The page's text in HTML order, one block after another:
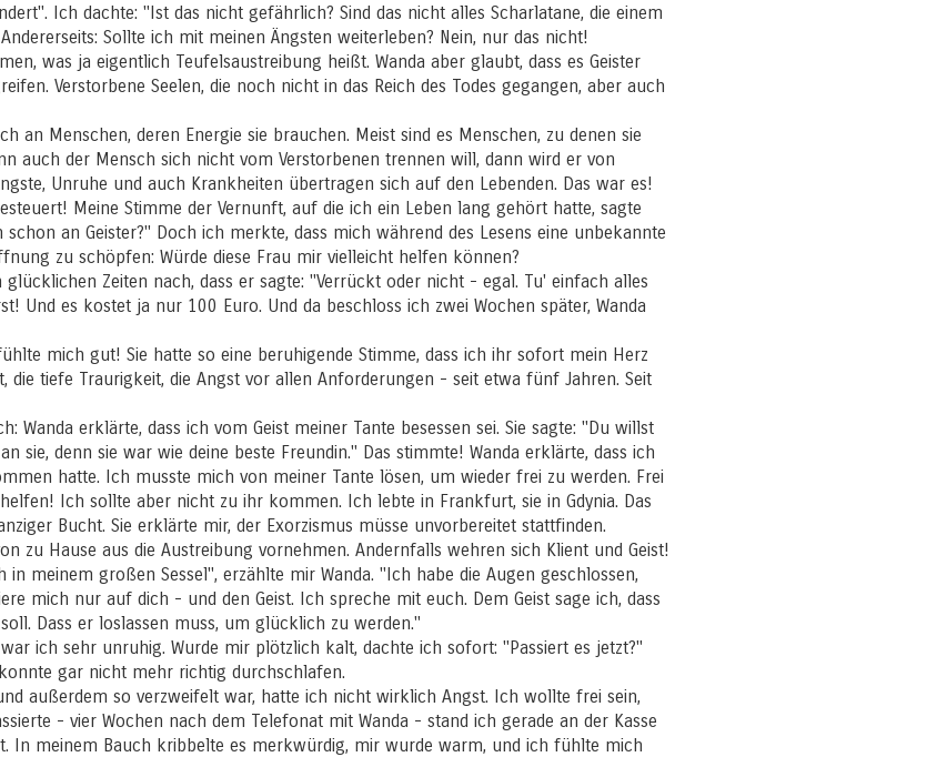
Ich dachte: "Ist das nicht gefährlich? Sind das nicht alles Scharlatane, die einem
Sollte ich mit meinen Ängsten weiterleben? Nein, nur das nicht!
was ja eigentlich Teufelsaustreibung heißt. Wanda aber glaubt, dass es Geister
Verstorbene Seelen, die noch nicht in das Reich des Todes gegangen, aber auch
an Menschen, deren Energie sie brauchen. Meist sind es Menschen, zu denen sie
auch der Mensch sich nicht vom Verstorbenen trennen will, dann wird er von
Unruhe und auch Krankheiten übertragen sich auf den Lebenden. Das war es!
Meine Stimme der Vernunft, auf die ich ein Leben lang gehört hatte, sagte
an Geister?" Doch ich merkte, dass mich während des Lesens eine unbekannte
zu schöpfen: Würde diese Frau mir vielleicht helfen können?
Zeiten nach, dass er sagte: "Verrückt oder nicht - egal. Tu' einfach alles
Und es kostet ja nur 100 Euro. Und da beschloss ich zwei Wochen später, Wanda
mich gut! Sie hatte so eine beruhigende Stimme, dass ich ihr sofort mein Herz
die tiefe Traurigkeit, die Angst vor allen Anforderungen - seit etwa fünf Jahren. Seit
Wanda erklärte, dass ich vom Geist meiner Tante besessen sei. Sie sagte: "Du willst
sie, denn sie war wie deine beste Freundin." Das stimmte! Wanda erklärte, dass ich
hatte. Ich musste mich von meiner Tante lösen, um wieder frei zu werden. Frei
Ich sollte aber nicht zu ihr kommen. Ich lebte in Frankfurt, sie in Gdynia. Das
Bucht. Sie erklärte mir, der Exorzismus müsse unvorbereitet stattfinden.
zu Hause aus die Austreibung vornehmen. Andernfalls wehren sich Klient und Geist!
in meinem großen Sessel", erzählte mir Wanda. "Ich habe die Augen geschlossen,
mich nur auf dich - und den Geist. Ich spreche mit euch. Dem Geist sage ich, dass
Dass er loslassen muss, um glücklich zu werden."
ich sehr unruhig. Wurde mir plötzlich kalt, dachte ich sofort: "Passiert es jetzt?"
gar nicht mehr richtig durchschlafen.
außerdem so verzweifelt war, hatte ich nicht wirklich Angst. Ich wollte frei sein,
- vier Wochen nach dem Telefonat mit Wanda - stand ich gerade an der Kasse
In meinem Bauch kribbelte es merkwürdig, mir wurde warm, und ich fühlte mich